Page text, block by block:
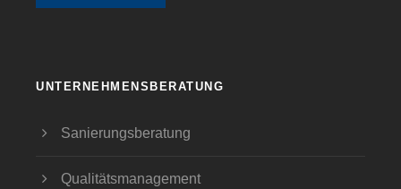
UNTERNEHMENSBERATUNG
Sanierungsberatung
Qualitätsmanagement